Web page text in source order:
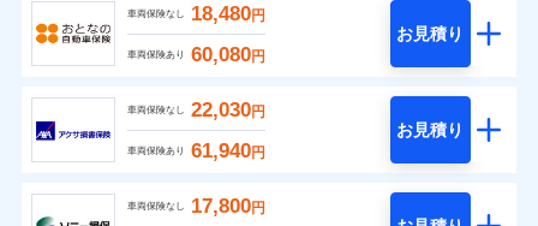
車両保険なし 18,480円
車両保険あり 60,080円
お見積り
車両保険なし 22,030円
車両保険あり 61,940円
お見積り
車両保険なし 17,800円